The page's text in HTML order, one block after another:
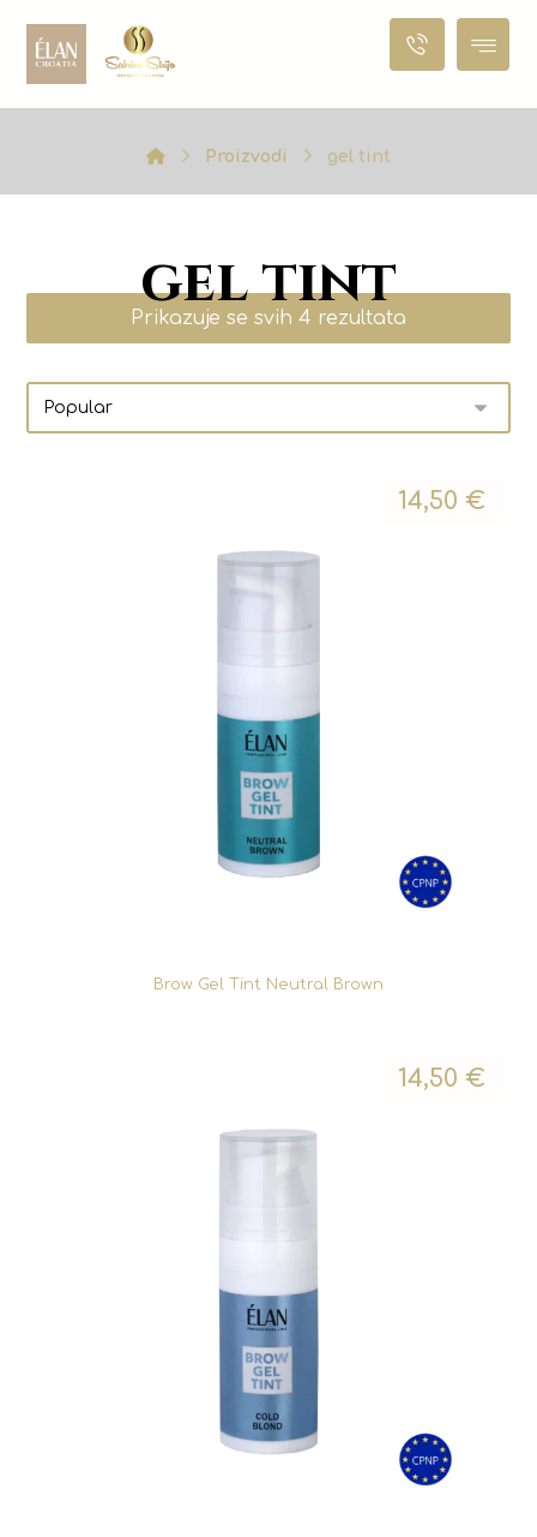
Proizvodi gel tint
gel tint
Prikazuje se svih 4 rezultata
Brow Gel Tint Neutral Brown
14,50 €
14,50 €